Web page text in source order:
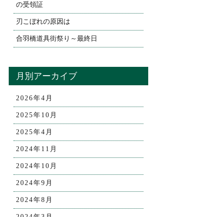
の受領証
刃こぼれの原因は
合羽橋道具街祭り～最終日
月別アーカイブ
2026年4月
2025年10月
2025年4月
2024年11月
2024年10月
2024年9月
2024年8月